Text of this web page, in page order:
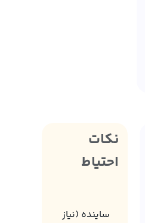
نکات
احتیاط
ساینده (نیاز